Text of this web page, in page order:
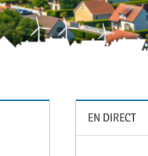
EN DIRECT